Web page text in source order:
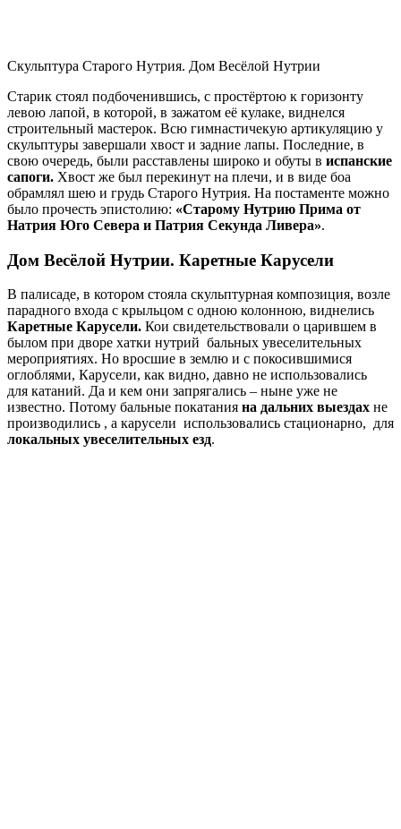
Скульптура Старого Нутрия. Дом Весёлой Нутрии
Старик стоял подбоченившись, с простёртою к горизонту
левою лапой, в которой, в зажатом её кулаке, виднелся
строительный мастерок. Всю гимнастичекую артикуляцию у
скульптуры завершали хвост и задние лапы. Последние, в
свою очередь, были расставлены широко и обуты в испанские
сапоги. Хвост же был перекинут на плечи, и в виде боа
обрамлял шею и грудь Старого Нутрия. На постаменте можно
было прочесть эпистолию: «Старому Нутрию Прима от
Натрия Юго Севера и Патрия Секунда Ливера».
Дом Весёлой Нутрии. Каретные Карусели
В палисаде, в котором стояла скульптурная композиция, возле
парадного входа с крыльцом с одною колонною, виднелись
Каретные Карусели. Кои свидетельствовали о царившем в
былом при дворе хатки нутрий бальных увеселительных
мероприятиях. Но вросшие в землю и с покосившимися
оглоблями, Карусели, как видно, давно не использовались
для катаний. Да и кем они запрягались – ныне уже не
известно. Потому бальные покатания на дальних выездах не
производились , а карусели использовались стационарно, для
локальных увеселительных езд.